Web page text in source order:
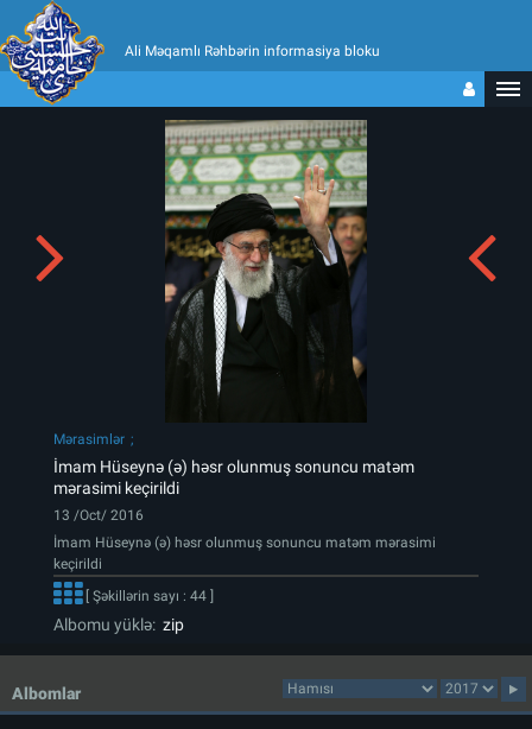
Ali Məqamlı Rəhbərin informasiya bloku
Mərasimlər
İmam Hüseynə (ə) həsr olunmuş sonuncu matəm
mərasimi keçirildi
13 /Oct/ 2016
İmam Hüseynə (ə) həsr olunmuş sonuncu matəm mərasimi
keçirildi
[ Şəkillərin sayı : 44 ]
Albomu yüklə: zip
Albomlar